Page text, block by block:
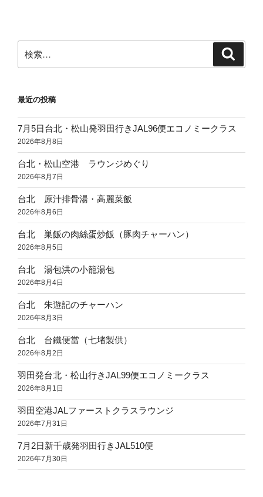
ー
シ
索:
最近の投稿
7月5日台北・松山発羽田行きJAL96便エコノミークラス
2026年8月8日
台北・松山空港 ラウンジめぐり
2026年8月7日
台北 原汁排骨湯・高麗菜飯
2026年8月6日
台北 巣飯の肉絲蛋炒飯（豚肉チャーハン）
2026年8月5日
台北 湯包洪の小籠湯包
2026年8月4日
台北 朱遊記のチャーハン
2026年8月3日
台北 台鐵便當（七堵製供）
2026年8月2日
羽田発台北・松山行きJAL99便エコノミークラス
2026年8月1日
羽田空港JALファーストクラスラウンジ
2026年7月31日
7月2日新千歳発羽田行きJAL510便
2026年7月30日